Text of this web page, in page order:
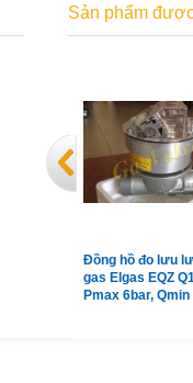
Sản phẩm
Đồng hồ đo lưu
gas Elgas EQZ
Pmax 6bar,